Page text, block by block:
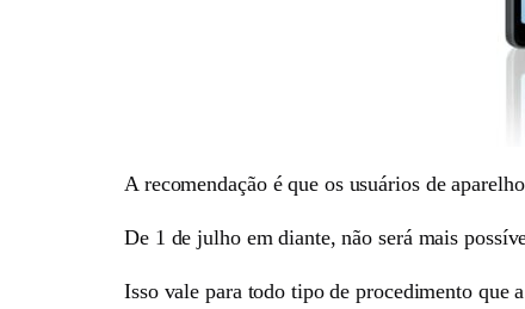
A recomendação é que os usuários de
De 1 de julho em diante, não será mais
Isso vale para todo tipo de procedimento